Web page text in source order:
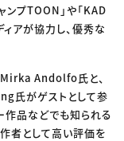
ンプTOON」や「KAD
ィアが協力し、優秀な
Andolfo氏と、
氏がゲストとして参
作品などでも知られる
者として高い評価を